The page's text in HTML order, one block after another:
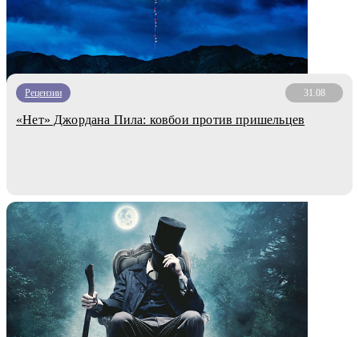
Рецензии 31.08
«Нет» Джордана Пила: ковбои против пришельцев